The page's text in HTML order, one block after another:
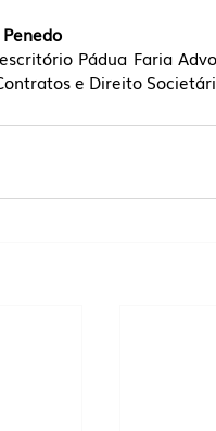
Pádua Faria
e Direito